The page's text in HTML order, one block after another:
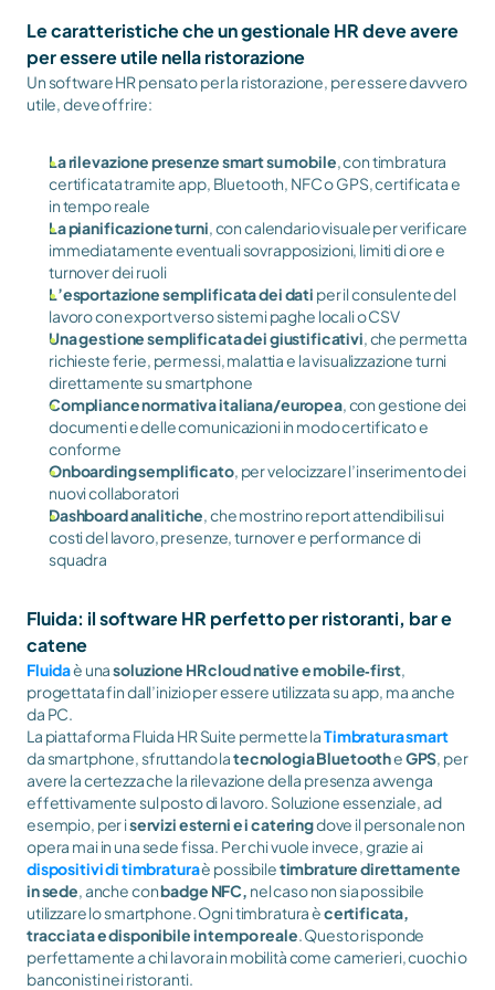
Le caratteristiche che un gestionale HR deve avere
per essere utile nella ristorazione
Un software HR pensato per la ristorazione, per essere davvero
utile, deve offrire:
La rilevazione presenze smart su mobile, con timbratura
certificata tramite app, Bluetooth, NFC o GPS, certificata e
in tempo reale
La pianificazione turni, con calendario visuale per verificare
immediatamente eventuali sovrapposizioni, limiti di ore e
turnover dei ruoli
L’esportazione semplificata dei dati per il consulente del
lavoro con export verso sistemi paghe locali o CSV
Una gestione semplificata dei giustificativi, che permetta
richieste ferie, permessi, malattia e la visualizzazione turni
direttamente su smartphone
Compliance normativa italiana/europea, con gestione dei
documenti e delle comunicazioni in modo certificato e
conforme
Onboarding semplificato, per velocizzare l’inserimento dei
nuovi collaboratori
Dashboard analitiche, che mostrino report attendibili sui
costi del lavoro, presenze, turnover e performance di
squadra
Fluida: il software HR perfetto per ristoranti, bar e
catene
Fluida è una soluzione HR cloud native e mobile‑first,
progettata fin dall’inizio per essere utilizzata su app, ma anche
da PC.
La piattaforma Fluida HR Suite permette la Timbratura smart
da smartphone, sfruttando la tecnologia Bluetooth e GPS, per
avere la certezza che la rilevazione della presenza avvenga
effettivamente sul posto di lavoro. Soluzione essenziale, ad
esempio, per i servizi esterni e i catering dove il personale non
opera mai in una sede fissa. Per chi vuole invece, grazie ai
dispositivi di timbratura è possibile timbrature direttamente
in sede, anche con badge NFC, nel caso non sia possibile
utilizzare lo smartphone. Ogni timbratura è certificata,
tracciata e disponibile in tempo reale. Questo risponde
perfettamente a chi lavora in mobilità come camerieri, cuochi o
banconisti nei ristoranti.